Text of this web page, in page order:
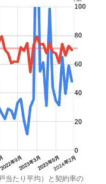
当たり平均）と契約率の